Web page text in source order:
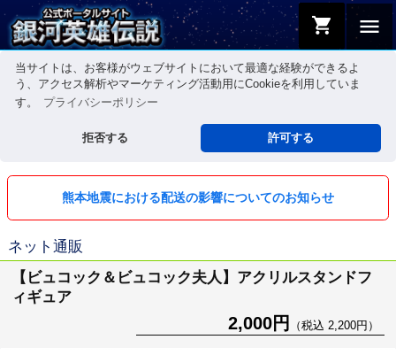
当サイトは、お客様がウェブサイトにおいて最適な経験ができるよ
う、アクセス解析やマーケティング活動用にCookieを利用していま
す。
プライバシーポリシー
拒否する 許可する
menu
shopping_cart
熊本地震における配送の影響についてのお知らせ
ネット通販
【ビュコック＆ビュコック夫人】アクリルスタンドフ
ィギュア
2,000円 （税込 2,200円）